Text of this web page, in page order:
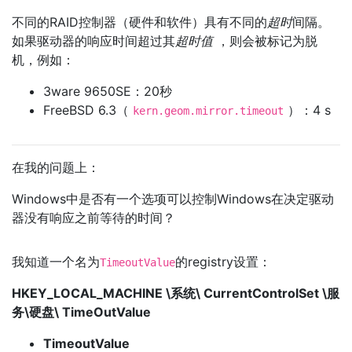
不同的RAID控制器（硬件和软件）具有不同的超时间隔。
如果驱动器的响应时间超过其超时值，则会被标记为脱
机，例如：
3ware 9650SE：20秒
FreeBSD 6.3（
kern.geom.mirror.timeout ）：4 s
在我的问题上：
Windows中是否有一个选项可以控制Windows在决定驱动
器没有响应之前等待的时间？
我知道一个名为TimeoutValue的registry设置：
HKEY_LOCAL_MACHINE \系统\ CurrentControlSet \服
务\硬盘\ TimeOutValue
TimeoutValue